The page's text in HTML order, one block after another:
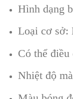
Hình dạng
Loại cơ sở:
Có thể
Nhiệt độ